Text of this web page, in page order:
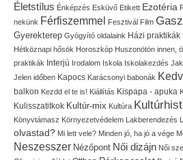
Életstílus Énképzés Esküvő Etikett Ezotéria
nekünk Férfiszemmel Fesztivál Film
Gyerekterep Gyógyító oldalaink Házi praktikák
Hétköznapi hősök Horoszkóp Huszonötön innen,
praktikák Interjú Irodalom Iskola Iskolakezdés
Jelen időben Kapocs Karácsonyi babonák
balkon Kezdd el te is! Kiállítás Kispapa - apuka
Kulisszatitkok Kultúr-mix Kultúra
Könyvtámasz Környezetvédelem Lakberendezés
olvastad? Mi lett vele? Minden jó, ha jó a vége
Neszesszer Nézőpont Női dizájn Női